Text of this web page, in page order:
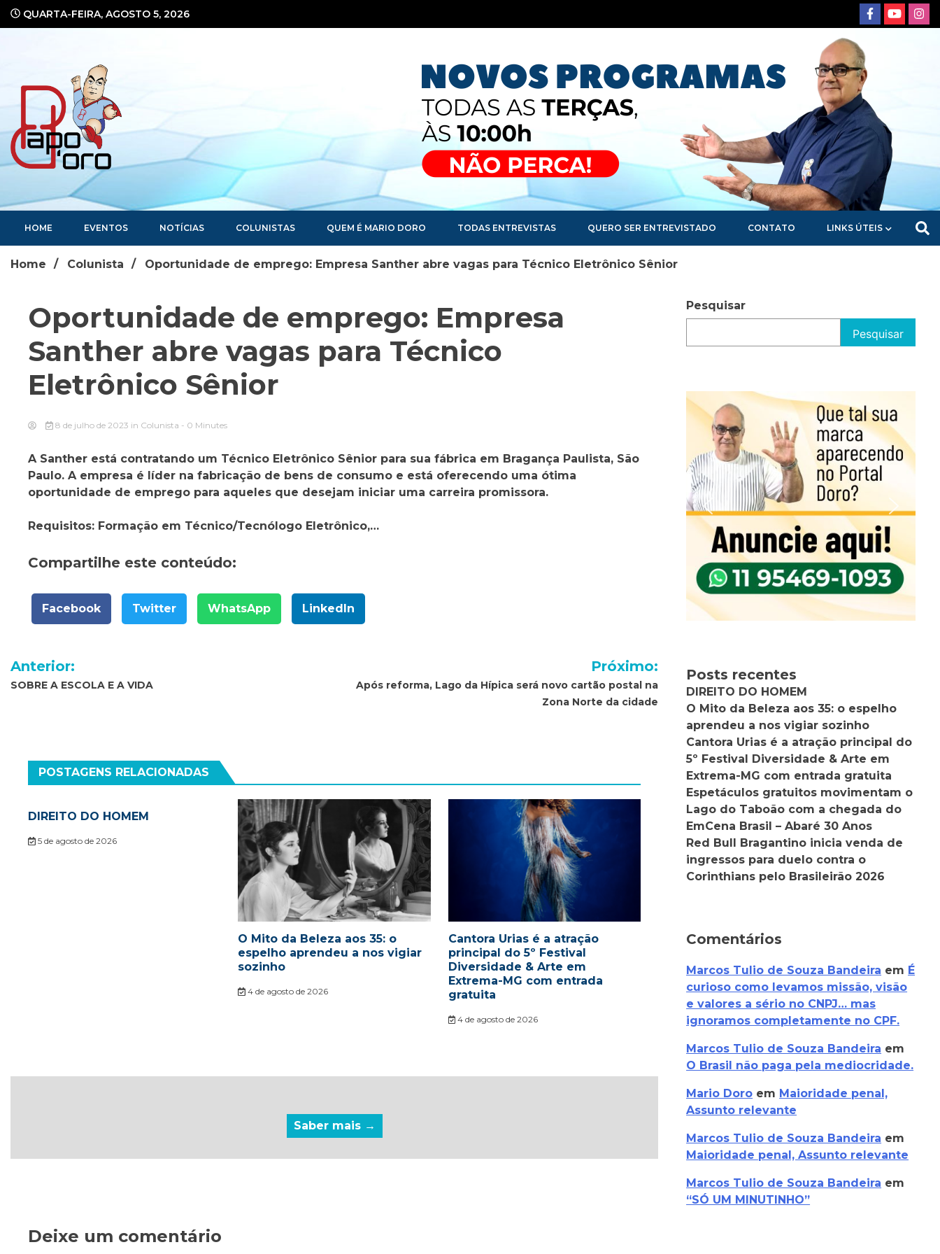
QUARTA-FEIRA, AGOSTO 5, 2026
Portal de Notícias
HOME EVENTOS NOTÍCIAS COLUNISTAS QUEM É MARIO DORO TODAS ENTREVISTAS QUERO SER ENTREVISTADO CONTATO LINKS ÚTEIS
Home Colunista Oportunidade de emprego: Empresa Santher abre vagas para Técnico Eletrônico Sênior
Oportunidade de emprego: Empresa
Santher abre vagas para Técnico
Eletrônico Sênior
8 de julho de 2023 in Colunista - 0 Minutes
A Santher está contratando um Técnico Eletrônico Sênior para sua fábrica em Bragança Paulista, São
Paulo. A empresa é líder na fabricação de bens de consumo e está oferecendo uma ótima
oportunidade de emprego para aqueles que desejam iniciar uma carreira promissora.
Requisitos: Formação em Técnico/Tecnólogo Eletrônico,…
Compartilhe este conteúdo:
Facebook Twitter WhatsApp LinkedIn
Navegação
de
Anterior:
SOBRE A ESCOLA E A VIDA
Próximo:
Após reforma, Lago da Hípica será novo cartão postal na
Zona Norte da cidade
POSTAGENS RELACIONADAS
DIREITO DO HOMEM
5 de agosto de 2026
O Mito da Beleza aos 35: o
espelho aprendeu a nos vigiar
sozinho
4 de agosto de 2026
Cantora Urias é a atração
principal do 5º Festival
Diversidade & Arte em
Extrema-MG com entrada
gratuita
4 de agosto de 2026
Saber mais →
Deixe um comentário
Pesquisar
Pesquisar
Posts recentes
DIREITO DO HOMEM
O Mito da Beleza aos 35: o espelho
aprendeu a nos vigiar sozinho
Cantora Urias é a atração principal do
5º Festival Diversidade & Arte em
Extrema-MG com entrada gratuita
Espetáculos gratuitos movimentam o
Lago do Taboão com a chegada do
EmCena Brasil – Abaré 30 Anos
Red Bull Bragantino inicia venda de
ingressos para duelo contra o
Corinthians pelo Brasileirão 2026
Comentários
Marcos Tulio de Souza Bandeira em É
curioso como levamos missão, visão
e valores a sério no CNPJ… mas
ignoramos completamente no CPF.
Marcos Tulio de Souza Bandeira em
O Brasil não paga pela mediocridade.
Mario Doro em Maioridade penal,
Assunto relevante
Marcos Tulio de Souza Bandeira em
Maioridade penal, Assunto relevante
Marcos Tulio de Souza Bandeira em
“SÓ UM MINUTINHO”